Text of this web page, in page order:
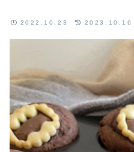
2022.10.23 2023.10.16